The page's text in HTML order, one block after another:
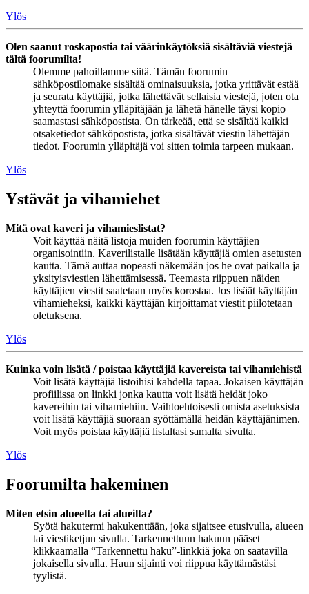
Ylös
Olen saanut roskapostia tai väärinkäytöksiä sisältäviä viestejä
tältä foorumilta!
Olemme pahoillamme siitä. Tämän foorumin
sähköpostilomake sisältää ominaisuuksia, jotka yrittävät estää
ja seurata käyttäjiä, jotka lähettävät sellaisia viestejä, joten ota
yhteyttä foorumin ylläpitäjään ja lähetä hänelle täysi kopio
saamastasi sähköpostista. On tärkeää, että se sisältää kaikki
otsaketiedot sähköpostista, jotka sisältävät viestin lähettäjän
tiedot. Foorumin ylläpitäjä voi sitten toimia tarpeen mukaan.
Ylös
Ystävät ja vihamiehet
Mitä ovat kaveri ja vihamieslistat?
Voit käyttää näitä listoja muiden foorumin käyttäjien
organisointiin. Kaverilistalle lisätään käyttäjiä omien asetusten
kautta. Tämä auttaa nopeasti näkemään jos he ovat paikalla ja
yksityisviestien lähettämisessä. Teemasta riippuen näiden
käyttäjien viestit saatetaan myös korostaa. Jos lisäät käyttäjän
vihamieheksi, kaikki käyttäjän kirjoittamat viestit piilotetaan
oletuksena.
Ylös
Kuinka voin lisätä / poistaa käyttäjiä kavereista tai vihamiehistä
Voit lisätä käyttäjiä listoihisi kahdella tapaa. Jokaisen käyttäjän
profiilissa on linkki jonka kautta voit lisätä heidät joko
kavereihin tai vihamiehiin. Vaihtoehtoisesti omista asetuksista
voit lisätä käyttäjiä suoraan syöttämällä heidän käyttäjänimen.
Voit myös poistaa käyttäjiä listaltasi samalta sivulta.
Ylös
Foorumilta hakeminen
Miten etsin alueelta tai alueilta?
Syötä hakutermi hakukenttään, joka sijaitsee etusivulla, alueen
tai viestiketjun sivulla. Tarkennettuun hakuun pääset
klikkaamalla “Tarkennettu haku”-linkkiä joka on saatavilla
jokaisella sivulla. Haun sijainti voi riippua käyttämästäsi
tyylistä.